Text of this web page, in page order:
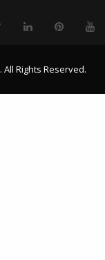
Rights Reserved.